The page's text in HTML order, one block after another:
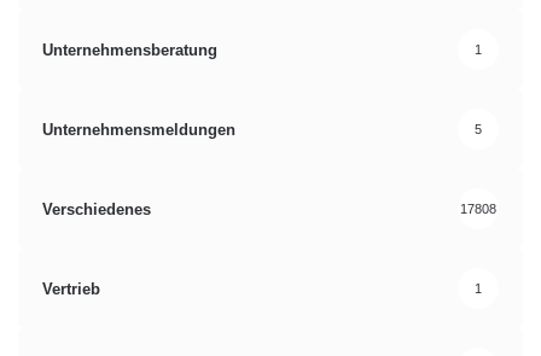
Unternehmensberatung 1
Unternehmensmeldungen 5
Verschiedenes 17808
Vertrieb 1